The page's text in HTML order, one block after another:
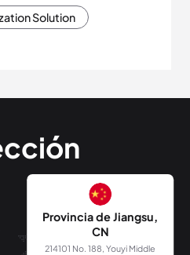
Solution
Provincia de Jiangsu,
CN
214101 No. 188, Youyi Middle